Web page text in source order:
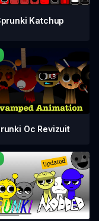
Katchup
Oc Revizuit